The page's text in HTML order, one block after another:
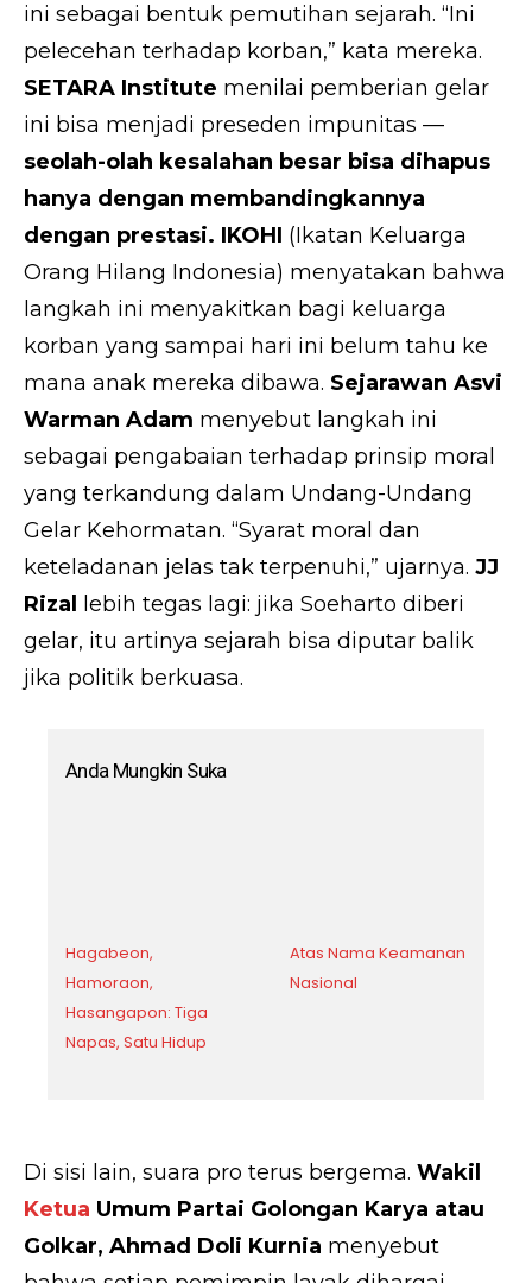
ini sebagai bentuk pemutihan sejarah. “Ini
pelecehan terhadap korban,” kata mereka.
SETARA Institute menilai pemberian gelar
ini bisa menjadi preseden impunitas —
seolah-olah kesalahan besar bisa dihapus
hanya dengan membandingkannya
dengan prestasi. IKOHI (Ikatan Keluarga
Orang Hilang Indonesia) menyatakan bahwa
langkah ini menyakitkan bagi keluarga
korban yang sampai hari ini belum tahu ke
mana anak mereka dibawa. Sejarawan Asvi
Warman Adam menyebut langkah ini
sebagai pengabaian terhadap prinsip moral
yang terkandung dalam Undang-Undang
Gelar Kehormatan. “Syarat moral dan
keteladanan jelas tak terpenuhi,” ujarnya. JJ
Rizal
lebih tegas lagi: jika Soeharto diberi
gelar, itu artinya sejarah bisa diputar balik
jika politik berkuasa.
Anda Mungkin Suka
Hagabeon,
Hamoraon,
Hasangapon: Tiga
Napas, Satu Hidup
Atas Nama Keamanan
Nasional
Di sisi lain, suara pro terus bergema. Wakil
Ketua Umum Partai Golongan Karya atau
Golkar, Ahmad Doli Kurnia menyebut